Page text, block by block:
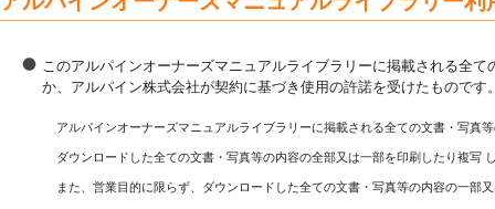
このアルパインオーナーズマニュアルライブラリーに掲載される全
か、アルパイン株式会社が契約に基づき使用の許諾を受けたもので
アルパインオーナーズマニュアルライブラリーに掲載される全ての文書・写真
ダウンロードした全ての文書・写真等の内容の全部又は一部を印刷したり複写
また、営業目的に限らず、ダウンロードした全ての文書・写真等の内容の一